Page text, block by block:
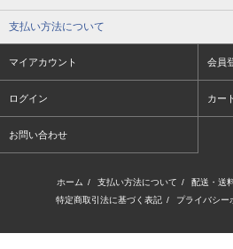
支払い方法について
マイアカウント 会員
ログイン カー
お問い合わせ
ホーム / 支払い方法について / 配送・送
特定商取引法に基づく表記 / プライバシー